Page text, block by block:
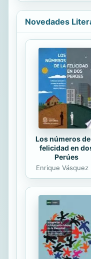
o
da
19-
Novedades
Los números
felicidad en
Perúes
Enrique Vásquez